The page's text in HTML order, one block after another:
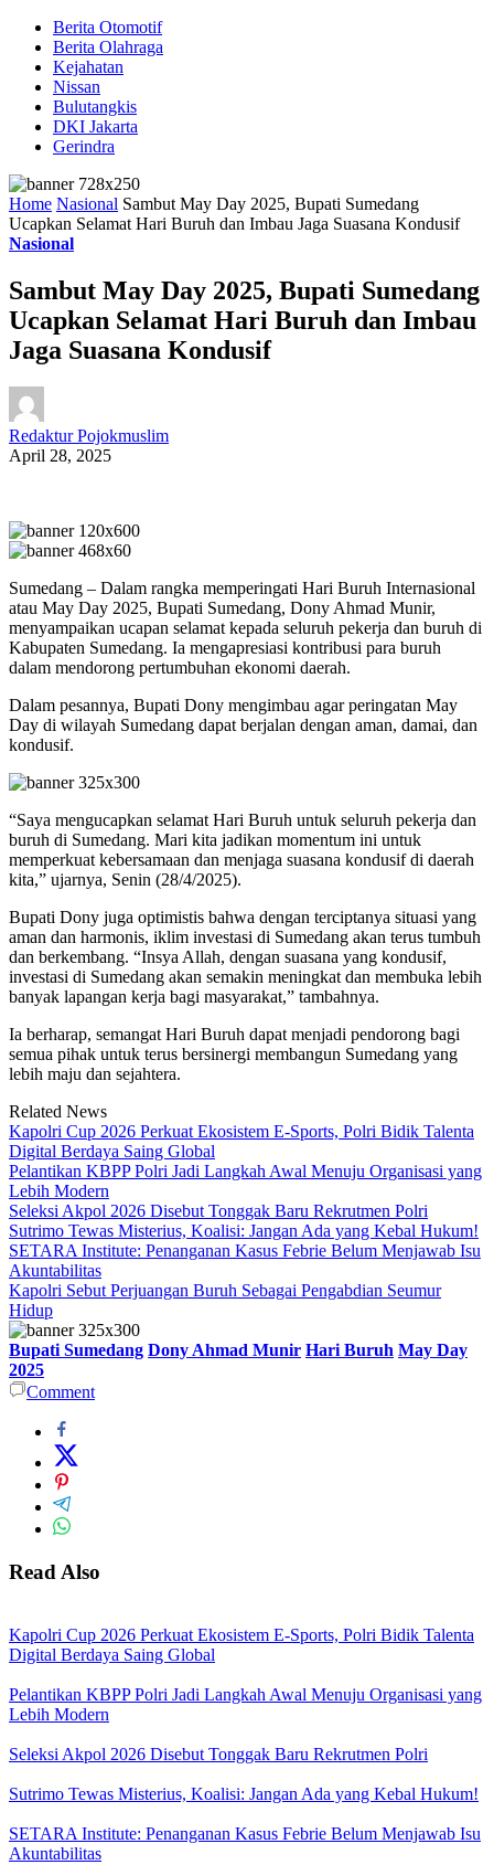
Berita Otomotif
Berita Olahraga
Kejahatan
Nissan
Bulutangkis
DKI Jakarta
Gerindra
Home Nasional Sambut May Day 2025, Bupati Sumedang
Ucapkan Selamat Hari Buruh dan Imbau Jaga Suasana Kondusif
Nasional
Sambut May Day 2025, Bupati Sumedang
Ucapkan Selamat Hari Buruh dan Imbau
Jaga Suasana Kondusif
Redaktur Pojokmuslim
April 28, 2025
Sumedang – Dalam rangka memperingati Hari Buruh Internasional
atau May Day 2025, Bupati Sumedang, Dony Ahmad Munir,
menyampaikan ucapan selamat kepada seluruh pekerja dan buruh di
Kabupaten Sumedang. Ia mengapresiasi kontribusi para buruh
dalam mendorong pertumbuhan ekonomi daerah.
Dalam pesannya, Bupati Dony mengimbau agar peringatan May
Day di wilayah Sumedang dapat berjalan dengan aman, damai, dan
kondusif.
“Saya mengucapkan selamat Hari Buruh untuk seluruh pekerja dan
buruh di Sumedang. Mari kita jadikan momentum ini untuk
memperkuat kebersamaan dan menjaga suasana kondusif di daerah
kita,” ujarnya, Senin (28/4/2025).
Bupati Dony juga optimistis bahwa dengan terciptanya situasi yang
aman dan harmonis, iklim investasi di Sumedang akan terus tumbuh
dan berkembang. “Insya Allah, dengan suasana yang kondusif,
investasi di Sumedang akan semakin meningkat dan membuka lebih
banyak lapangan kerja bagi masyarakat,” tambahnya.
Ia berharap, semangat Hari Buruh dapat menjadi pendorong bagi
semua pihak untuk terus bersinergi membangun Sumedang yang
lebih maju dan sejahtera.
Related News
Kapolri Cup 2026 Perkuat Ekosistem E-Sports, Polri Bidik Talenta
Digital Berdaya Saing Global
Pelantikan KBPP Polri Jadi Langkah Awal Menuju Organisasi yang
Lebih Modern
Seleksi Akpol 2026 Disebut Tonggak Baru Rekrutmen Polri
Sutrimo Tewas Misterius, Koalisi: Jangan Ada yang Kebal Hukum!
SETARA Institute: Penanganan Kasus Febrie Belum Menjawab Isu
Akuntabilitas
Kapolri Sebut Perjuangan Buruh Sebagai Pengabdian Seumur
Hidup
Bupati Sumedang Dony Ahmad Munir Hari Buruh May Day
2025
Comment
Read Also
Kapolri Cup 2026 Perkuat Ekosistem E-Sports, Polri Bidik Talenta
Digital Berdaya Saing Global
Pelantikan KBPP Polri Jadi Langkah Awal Menuju Organisasi yang
Lebih Modern
Seleksi Akpol 2026 Disebut Tonggak Baru Rekrutmen Polri
Sutrimo Tewas Misterius, Koalisi: Jangan Ada yang Kebal Hukum!
SETARA Institute: Penanganan Kasus Febrie Belum Menjawab Isu
Akuntabilitas